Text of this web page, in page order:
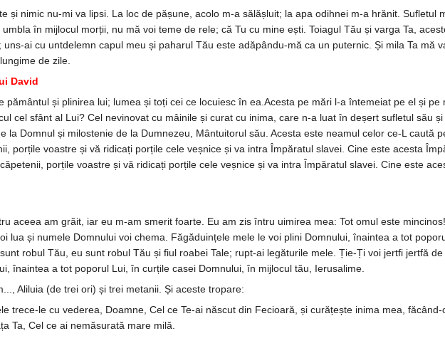
și nimic nu-mi va lipsi. La loc de pășune, acolo m-a sălășluit; la apa odihnei m-a hrănit.
umbla în mijlocul morții, nu mă voi teme de rele; că Tu cu mine ești. Toiagul Tău și varga Ta,
uns-ai cu untdelemn capul meu și paharul Tău este adăpându-mă ca un puternic. Și mila Ta mă
de zile.
David
pământul și plinirea lui; lumea și toți cei ce locuiesc în ea.Acesta pe mări l-a întemeiat pe el și
cel sfânt al Lui? Cel nevinovat cu mâinile și curat cu inima, care n-a luat în deșert sufletul său
la Domnul și milostenie de la Dumnezeu, Mântuitorul său. Acesta este neamul celor ce-L caută
porțile voastre și vă ridicați porțile cele veșnice și va intra Împăratul slavei. Cine este acesta
porțile voastre și vă ridicați porțile cele veșnice și va intra Împăratul slavei. Cine este
aceea am grăit, iar eu m-am smerit foarte. Eu am zis întru uimirea mea: Tot omul este
lua și numele Dom­nului voi chema. Făgăduințele mele le voi plini Domnului, înaintea a tot
robul Tău, eu sunt robul Tău și fiul roabei Tale; rupt-ai legăturile mele. Ție-Ți voi jertfi jertfă
îna­intea a tot poporul Lui, în curțile casei Dom­nului, în mij­locul tău, Ierusalime.
Aliluia (de trei ori) și trei metanii. Și aceste tropare:
trece-le cu ve­derea, Doamne, Cel ce Te-ai născut din Fecioară, și curățește inima mea,
Ta, Cel ce ai nemă­su­rată mare milă.